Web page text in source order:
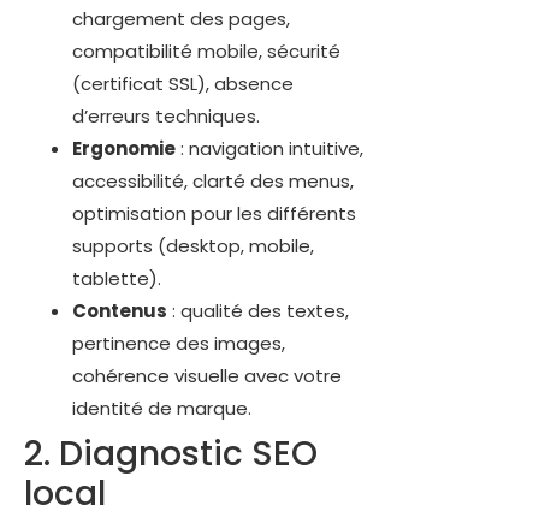
chargement des pages,
compatibilité mobile, sécurité
(certificat SSL), absence
d’erreurs techniques.
Ergonomie: navigation intuitive,
accessibilité, clarté des menus,
optimisation pour les différents
supports (desktop, mobile,
tablette).
Contenus : qualité des textes,
pertinence des images,
cohérence visuelle avec votre
identité de marque.
2. Diagnostic SEO
local